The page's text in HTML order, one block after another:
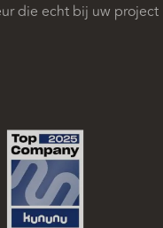
die echt bij uw project